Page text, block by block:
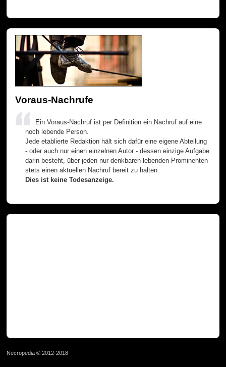
Voraus-Nachrufe
Ein Voraus-Nachruf ist per Definition ein Nachruf auf eine
noch lebende Person.
Jede etablierte Redaktion hält sich dafür eine eigene Abteilung
- oder auch nur einen einzelnen Autor - dessen einzige Aufgabe
darin besteht, über jeden nur denkbaren lebenden Prominenten
stets einen aktuellen Nachruf bereit zu halten.
Dies ist keine Todesanzeige.
Necropedia © 2012-2018